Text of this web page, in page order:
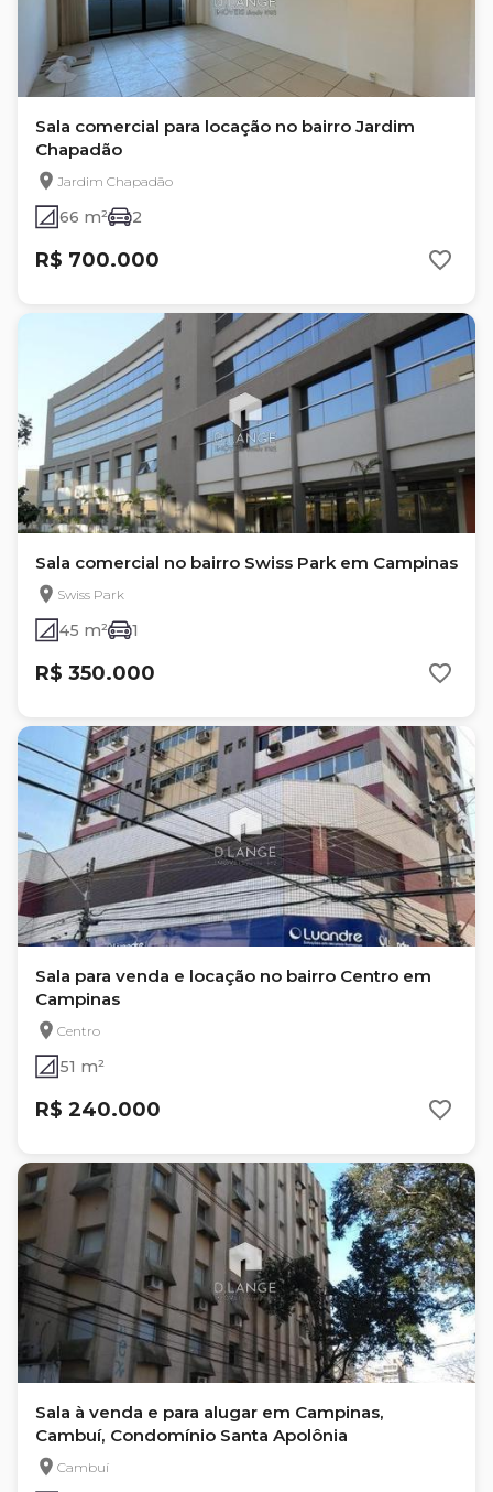
Sala comercial para locação no bairro Jardim
Chapadão
Jardim Chapadão
66 m² 2
R$ 700.000
Sala comercial no bairro Swiss Park em Campinas
Swiss Park
45 m² 1
R$ 350.000
Sala para venda e locação no bairro Centro em
Campinas
Centro
51 m²
R$ 240.000
Sala à venda e para alugar em Campinas,
Cambuí, Condomínio Santa Apolônia
Cambuí